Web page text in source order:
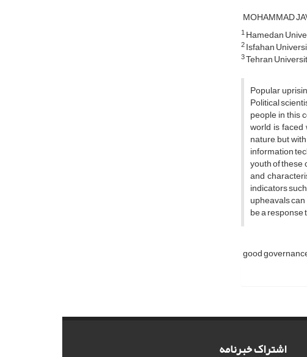
MOHAMMAD
1Hamedan
2Isfahan
3Tehran
Popular
Political
people in this
world is
nature, but
information
youth of these
and
indicators
upheavals
be a
good
اشتراک خبرنامه